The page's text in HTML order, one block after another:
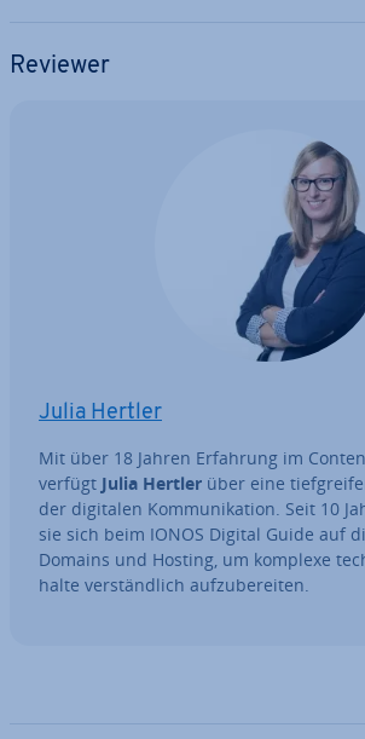
Reviewer
Julia Hertler
Mit über 18 Jahren Erfahrung im
verfügt Julia Hertler über eine
der digitalen Kom­mu­ni­ka­ti­on. Seit 10
sie sich beim IONOS Digital Guide auf
Domains und Hosting, um komplexe
hal­te ver­ständ­lich auf­zu­be­rei­ten.